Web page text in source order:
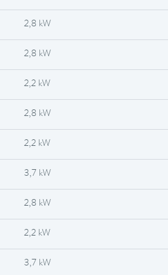
2,8 kW
2,8 kW
2,2 kW
2,8 kW
2,2 kW
3,7 kW
2,8 kW
2,2 kW
3,7 kW